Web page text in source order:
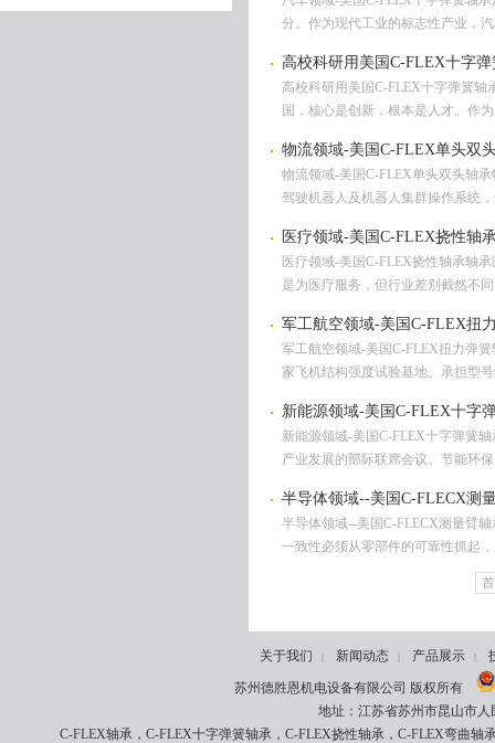
分。作为现代工业的标志性产业，
高校科研用美国C-FLEX十字
高校科研用美国C-FLEX十字弹簧轴
国，核心是创新，根本是人才。作
物流领域-美国C-FLEX单头双
物流领域-美国C-FLEX单头双头轴
驾驶机器人及机器人集群操作系统
医疗领域-美国C-FLEX挠性轴
医疗领域-美国C-FLEX挠性轴承轴
是为医疗服务，但行业差别截然不
军工航空领域-美国C-FLEX扭
军工航空领域-美国C-FLEX扭力弹
家飞机结构强度试验基地。承担型
新能源领域-美国C-FLEX十字
新能源领域-美国C-FLEX十字弹簧
产业发展的部际联席会议。节能环
半导体领域--美国C-FLECX测
半导体领域--美国C-FLECX测量臂
一致性必须从零部件的可靠性抓起
关于我们 新闻动态 产品展示
苏州德胜恩机电设备有限公司 版权所有
地址：江苏省苏州市昆山市人
C-FLEX轴承，C-FLEX十字弹簧轴承，C-FLEX挠性轴承，C-FLEX弯曲